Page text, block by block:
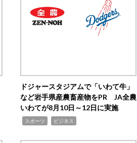
ドジャースタジアムで「いわて牛」
など岩手県産農畜産物をPR JA全農
いわてが8月10日～12日に実施
スポーツ ビジネス